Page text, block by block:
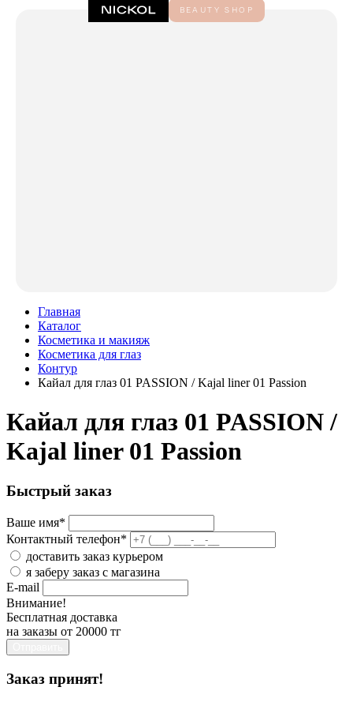
Главная
Каталог
Косметика и макияж
Косметика для глаз
Контур
Кайал для глаз 01 PASSION / Kajal liner 01 Passion
Кайал для глаз 01 PASSION /
Kajal liner 01 Passion
Быстрый заказ
Ваше имя*
Контактный телефон*
доставить заказ курьером
я заберу заказ с магазина
E-mail
Внимание!
Бесплатная доставка
на заказы от 20000 тг
Заказ принят!